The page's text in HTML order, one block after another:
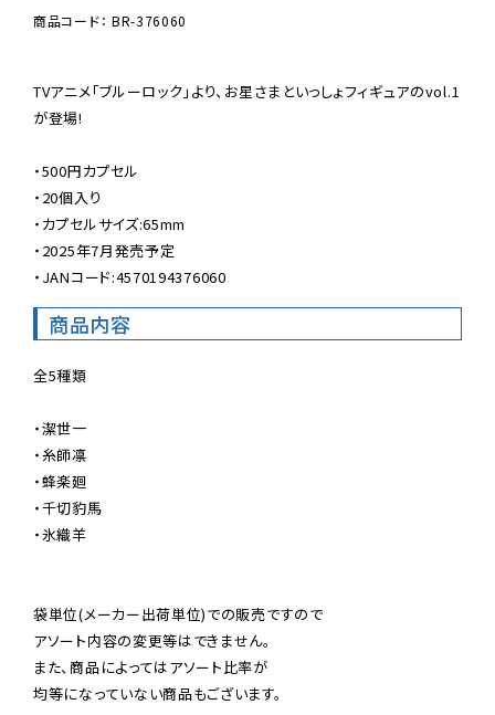
商品コード： BR-376060
TVアニメ「ブルーロック」より、お星さまといっしょフィギュアのvol.1
が登場!
・500円カプセル
・20個入り
・カプセルサイズ:65mm
・2025年7月発売予定
・JANコード:4570194376060
商品内容
全5種類
・潔世一
・糸師凛
・蜂楽廻
・千切豹馬
・氷織羊
袋単位(メーカー出荷単位)での販売ですので
アソート内容の変更等はできません。
また、商品によってはアソート比率が
均等になっていない商品もございます。